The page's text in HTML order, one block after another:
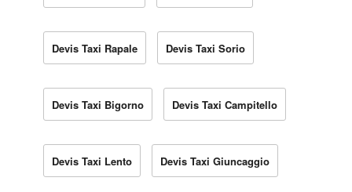
Devis Taxi Rapale Devis Taxi Sorio
Devis Taxi Bigorno Devis Taxi Campitello
Devis Taxi Lento Devis Taxi Giuncaggio